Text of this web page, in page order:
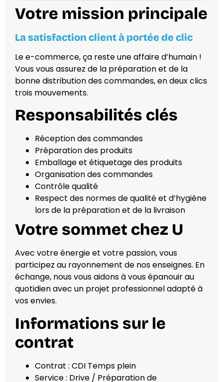
Votre mission principale
La satisfaction client à portée de clic
Le e-commerce, ça reste une affaire d’humain !
Vous vous assurez de la préparation et de la
bonne distribution des commandes, en deux clics
trois mouvements.
Responsabilités clés
Réception des commandes
Préparation des produits
Emballage et étiquetage des produits
Organisation des commandes
Contrôle qualité
Respect des normes de qualité et d’hygiène
lors de la préparation et de la livraison
Votre sommet chez U
Avec votre énergie et votre passion, vous
participez au rayonnement de nos enseignes. En
échange, nous vous aidons à vous épanouir au
quotidien avec un projet professionnel adapté à
vos envies.
Informations sur le
contrat
Contrat : CDI Temps plein
Service : Drive / Préparation de